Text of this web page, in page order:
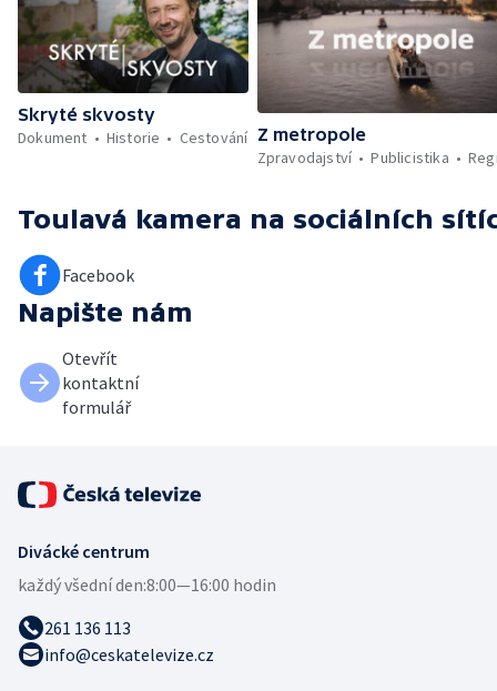
Skryté skvosty
Dokument
Historie Cestování Z metropole
Zpravodajství
Publicistika
Toulavá kamera na sociálních
Facebook
Napište nám
Otevřít
kontaktní
formulář
Divácké centrum
každý všední den:8:00—16:00 hodin
261 136 113
info@ceskatelevize.cz